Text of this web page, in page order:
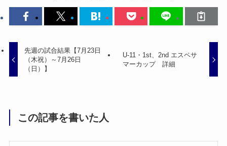
先週の試合結果【7月23日
（木祝）～7月26日
（日）】
U-11・1st、2nd エスペサ
マーカップ 詳細
この記事を書いた人